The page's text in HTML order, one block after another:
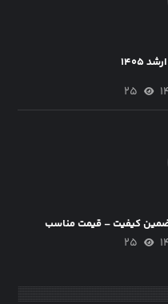
۱۴۰۵
۲۵
کیفیت – قیمت مناسب
۲۵